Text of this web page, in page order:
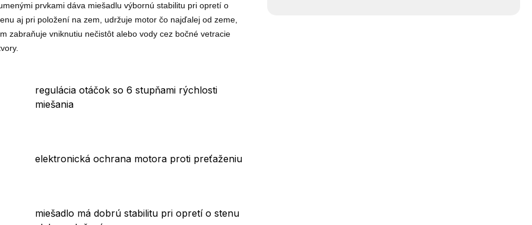
prvkami dáva miešadlu výbornú stabilitu pri opretí o
aj pri položení na zem, udržuje motor čo najďalej od zeme,
zabraňuje vniknutiu nečistôt alebo vody cez bočné vetracie
regulácia otáčok so 6 stupňami rýchlosti
miešania
elektronická ochrana motora proti preťaženiu
miešadlo má dobrú stabilitu pri opretí o stenu